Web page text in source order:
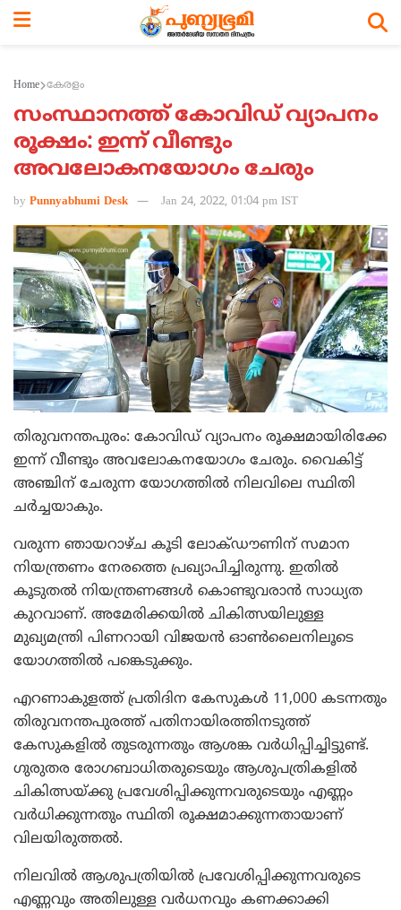
Home കേരളം
സംസ്ഥാനത്ത് കോവിഡ് വ്യാപനം
രൂക്ഷം: ഇന്ന് വീണ്ടും
അവലോകനയോഗം ചേരും
by Punnyabhumi Desk Jan 24, 2022, 01:04 pm IST
തിരുവനന്തപുരം: കോവിഡ് വ്യാപനം രൂക്ഷമായിരിക്കേ
ഇന്ന് വീണ്ടും അവലോകനയോഗം ചേരും. വൈകിട്ട്
അഞ്ചിന് ചേരുന്ന യോഗത്തില്‍ നിലവിലെ സ്ഥിതി
ചര്‍ച്ചയാകും.
വരുന്ന ഞായറാഴ്ച കൂടി ലോക്ഡൗണിന് സമാന
നിയന്ത്രണം നേരത്തെ പ്രഖ്യാപിച്ചിരുന്നു. ഇതില്‍
കൂടുതല്‍ നിയന്ത്രണങ്ങള്‍ കൊണ്ടുവരാന്‍ സാധ്യത
കുറവാണ്. അമേരിക്കയില്‍ ചികിത്സയിലുള്ള
മുഖ്യമന്ത്രി പിണറായി വിജയന്‍ ഓണ്‍ലൈനിലൂടെ
യോഗത്തില്‍ പങ്കെടുക്കും.
എറണാകുളത്ത് പ്രതിദിന കേസുകള്‍ 11,000 കടന്നതും
തിരുവനന്തപുരത്ത് പതിനായിരത്തിനടുത്ത്
കേസുകളില്‍ തുടരുന്നതും ആശങ്ക വര്‍ധിപ്പിച്ചിട്ടുണ്ട്.
ഗുരുതര രോഗബാധിതരുടെയും ആശുപത്രികളില്‍
ചികിത്സയ്ക്കു പ്രവേശിപ്പിക്കുന്നവരുടെയും എണ്ണം
വര്‍ധിക്കുന്നതും സ്ഥിതി രൂക്ഷമാക്കുന്നതായാണ്
വിലയിരുത്തല്‍.
നിലവില്‍ ആശുപത്രിയില്‍ പ്രവേശിപ്പിക്കുന്നവരുടെ
എണ്ണവും അതിലുള്ള വര്‍ധനവും കണക്കാക്കി